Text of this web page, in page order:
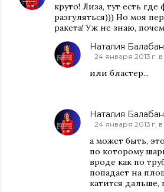
круто! Лиза, тут есть где
разгуляться))) Но моя
ракета! Уж не знаю,
Наталия
24 января 2013 г. в
или бластер...
Наталия
24 января 2013 г. в
а может быть,
по которому
вроде как по
попадает на
катится дальше,